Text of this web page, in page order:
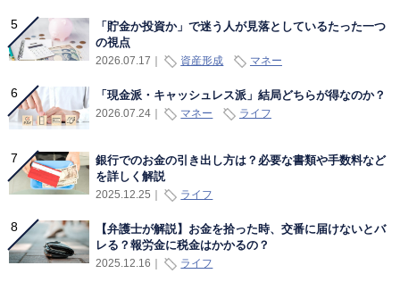
「貯金か投資か」で迷う人が見落としているたった一つ
の視点
2026.07.17 資産形成 マネー
「現金派・キャッシュレス派」結局どちらが得なのか？
2026.07.24｜ マネー ライフ
銀行でのお金の引き出し方は？必要な書類や手数料など
を詳しく解説
2025.12.25 ライフ
【弁護士が解説】お金を拾った時、交番に届けないとバ
レる？報労金に税金はかかるの？
2025.12.16 ライフ